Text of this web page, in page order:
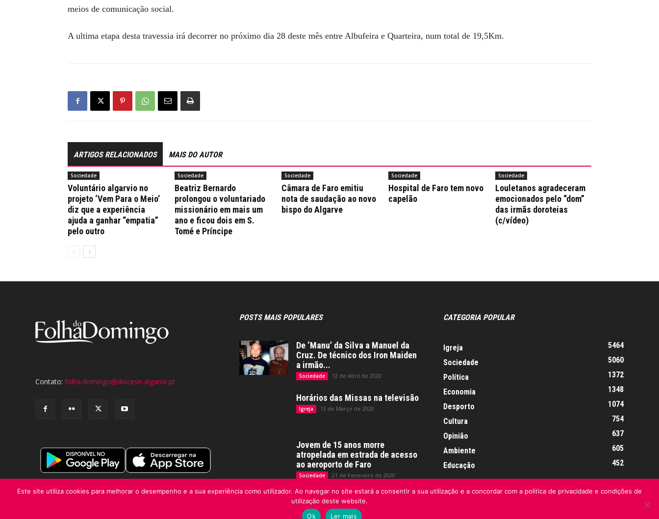
meios de comunicação social.
A ultima etapa desta travessia irá decorrer no próximo dia 28 deste mês entre Albufeira e Quarteira, num total de 19,5Km.
ARTIGOS RELACIONADOS MAIS DO AUTOR
Sociedade
Voluntário algarvio no
projeto ‘Vem Para o Meio’
diz que a experiência
ajuda a ganhar “empatia”
pelo outro
Sociedade
Beatriz Bernardo
prolongou o voluntariado
missionário em mais um
ano e ficou dois em S.
Tomé e Príncipe
Sociedade
Câmara de Faro emitiu
nota de saudação ao novo
bispo do Algarve
Sociedade
Hospital de Faro tem novo
capelão
Sociedade
Louletanos agradeceram
emocionados pelo “dom”
das irmãs doroteias
(c/vídeo)
Contato: folha.domingo@diocese-algarve.pt
POSTS MAIS POPULARES
De ‘Manu’ da Silva a Manuel da
Cruz. De técnico dos Iron Maiden
a irmão...
Sociedade 12 de Abril de 2020
Horários das Missas na televisão
Igreja 13 de Março de 2020
Jovem de 15 anos morre
atropelada em estrada de acesso
ao aeroporto de Faro
Sociedade 21 de Fevereiro de 2020
CATEGORIA POPULAR
Igreja
5464
Sociedade
5060
Política
1372
Economia
1348
Desporto
1074
Cultura
754
Opinião
637
Ambiente
605
Educação
452
Este site utiliza cookies para melhorar o desempenho e a sua experiência como utilizador. Ao navegar no site estará a consentir a sua utilização e a concordar com a politica de privacidade e condições de
utilização deste website.
Ok
Ler mais